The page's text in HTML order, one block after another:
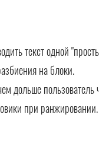
текст одной
на блоки.
дольше
при ранжировании.